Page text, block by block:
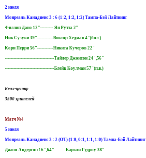
2 июля
Монреаль Канадиенс 3 : 6 (1:2, 1:2, 1:2) Тампа-Бэй Лайтнинг
Филлип Дано 12"--------- Ян Рутта 2"
Ник Сузуки 39"-----------Виктор Хедман 4"(бол.)
Кори Перри 56"-----------Никита Кучеров 22"
----------------------------------Тайлер Джонсон 24",56"
----------------------------------Блейк Коулман 57"(п.в.)
Белл-центр
3500 зрителей
Матч №4
5 июля
Монреаль Канадиенс 3 : 2 (ОТ) (1:0, 0:1, 1:1, 1:0) Тампа-Бэй Лайтнинг
Джош Андерсон 16",64"--------Баркли Гудроу 38"